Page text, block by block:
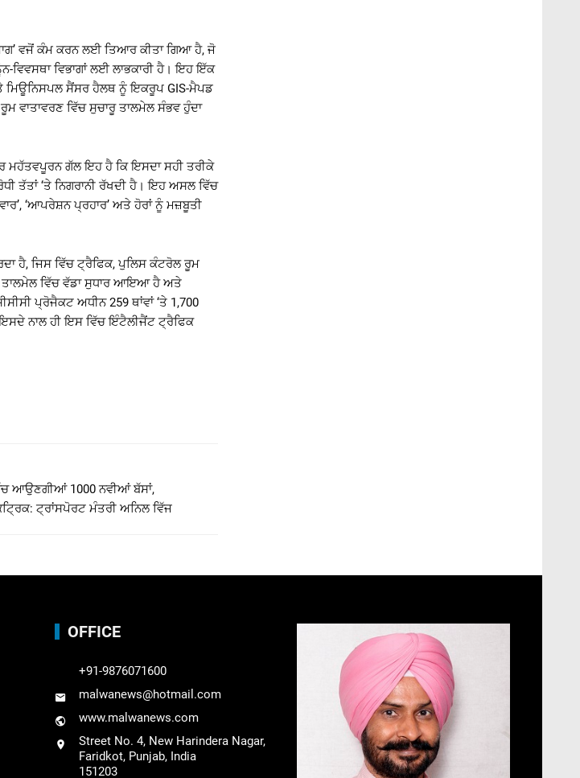
ਵਜੋਂ ਕੰਮ ਕਰਨ ਲਈ ਤਿਆਰ ਕੀਤਾ ਗਿਆ ਹੈ, ਜੋ
ਵਿਵਸਥਾ ਵਿਭਾਗਾਂ ਲਈ ਲਾਭਕਾਰੀ ਹੈ। ਇਹ ਇੱਕ
ਮਿਊਨਿਸਪਲ ਸੈਂਸਰ ਹੈਲਥ ਨੂੰ ਇਕਰੂਪ GIS-ਮੈਪਡ
ਵਾਤਾਵਰਣ ਵਿੱਚ ਸੁਚਾਰੂ ਤਾਲਮੇਲ ਸੰਭਵ ਹੁੰਦਾ
ਮਹੱਤਵਪੂਰਨ ਗੱਲ ਇਹ ਹੈ ਕਿ ਇਸਦਾ ਸਹੀ ਤਰੀਕੇ
ਤੱਤਾਂ ‘ਤੇ ਨਿਗਰਾਨੀ ਰੱਖਦੀ ਹੈ। ਇਹ ਅਸਲ ਵਿੱਚ
‘ਆਪਰੇਸ਼ਨ ਪ੍ਰਹਾਰ’ ਅਤੇ ਹੋਰਾਂ ਨੂੰ ਮਜ਼ਬੂਤੀ
ਹੈ, ਜਿਸ ਵਿੱਚ ਟ੍ਰੈਫਿਕ, ਪੁਲਿਸ ਕੰਟਰੋਲ ਰੂਮ
ਤਾਲਮੇਲ ਵਿੱਚ ਵੱਡਾ ਸੁਧਾਰ ਆਇਆ ਹੈ ਅਤੇ
ਪ੍ਰੋਜੈਕਟ ਅਧੀਨ 259 ਥਾਂਵਾਂ ‘ਤੇ 1,700
ਨਾਲ ਹੀ ਇਸ ਵਿੱਚ ਇੰਟੈਲੀਜੈਂਟ ਟ੍ਰੈਫਿਕ
ਆਉਣਗੀਆਂ 1000 ਨਵੀਆਂ ਬੱਸਾਂ,
ਟ੍ਰਾਂਸਪੋਰਟ ਮੰਤਰੀ ਅਨਿਲ ਵਿੱਜ
OFFICE
+91-9876071600
malwanews@hotmail.com
www.malwanews.com
Street No. 4, New Harindera Nagar,
Faridkot, Punjab, India
151203